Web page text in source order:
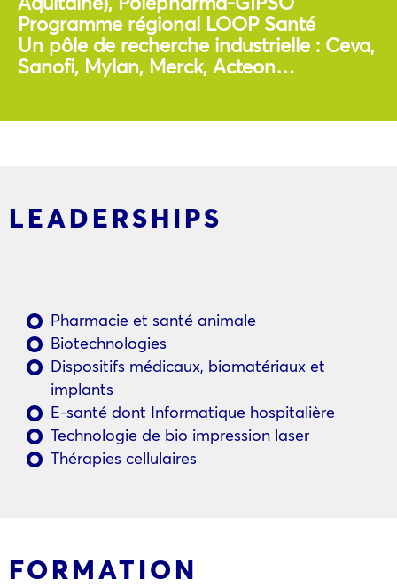
Programme régional LOOP Santé
Un pôle de recherche industrielle : Ceva,
Sanofi, Mylan, Merck, Acteon…
LEADERSHIPS
Pharmacie et santé animale
Biotechnologies
Dispositifs médicaux, biomatériaux et
implants
E-santé dont Informatique hospitalière
Technologie de bio impression laser
Thérapies cellulaires
FORMATION